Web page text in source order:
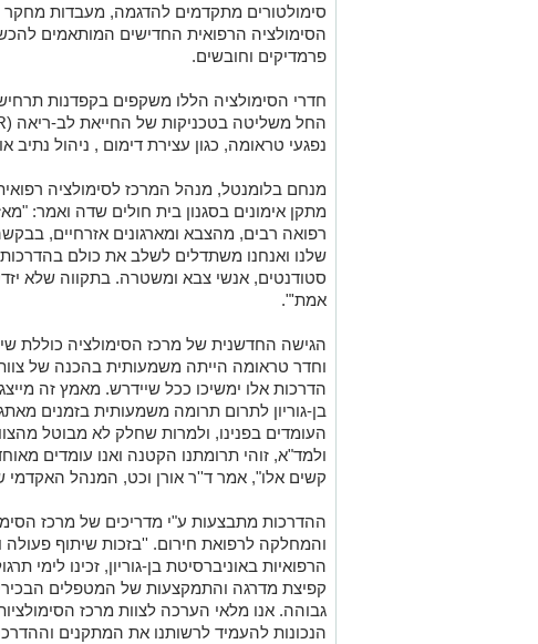
סימולטורים מתקדמים להדגמה, מעבדות מחקר
הסימולציה הרפואית החדישים המותאמים
פרמדיקים וחובשים.
חדרי הסימולציה הללו משקפים בקפדנות
נפגעי טראומה, כגון עצירת דימום , ניהול נתיב
מנחם בלומנטל, מנהל המרכז לסימולציה
רפואה רבים, מהצבא ומארגונים אזרחיים,
שלנו ואנחנו משתדלים לשלב את כולם
סטודנטים, אנשי צבא ומשטרה. בתקווה שלא
אמת'".
הגישה החדשנית של מרכז הסימולציה כוללת
וחדר טראומה הייתה משמעותית בהכנה של
הדרכות אלו ימשיכו ככל שיידרש. מאמץ זה
בן-גוריון לתרום תרומה משמעותית בזמנים
העומדים בפנינו, ולמרות שחלק לא מבוטל
ולמד"א, זוהי תרומתנו הקטנה ואנו עומדים
קשים אלו", אמר ד''ר אורן וכט, המנהל האקדמי
ההדרכות מתבצעות ע"י מדריכים של מרכז
והמחלקה לרפואת חירום. ''בזכות שיתוף פעולה
הרפואיות באוניברסיטת בן-גוריון, זכינו לימי
קפיצת מדרגה והתמקצעות של המטפלים
גבוהה. אנו מלאי הערכה לצוות מרכז
הנכונות להעמיד לרשותנו את המתקנים